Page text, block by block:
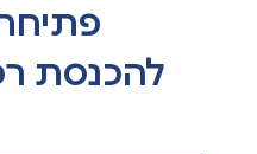
להכנסת